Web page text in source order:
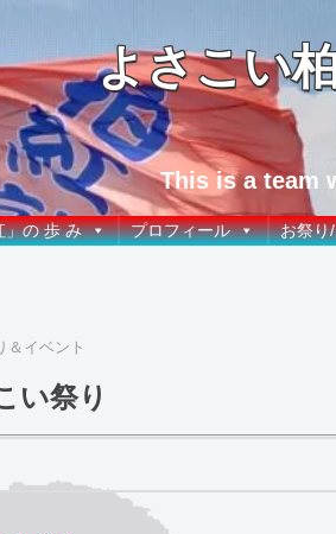
よさこい
This is a team
」の 歩 み プロフィール お祭り
＆イベント
い祭り